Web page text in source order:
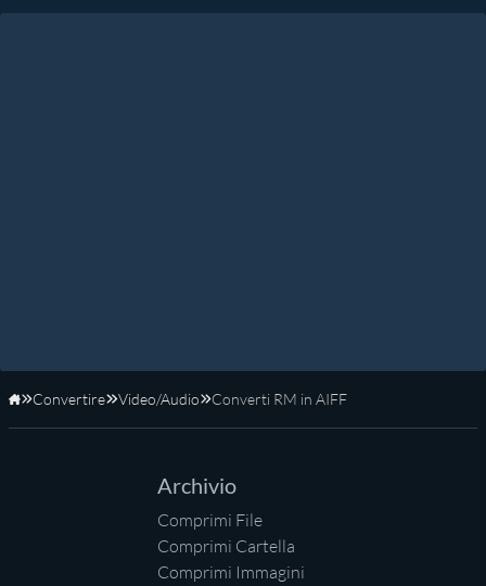
Home
Convertire Video/Audio Converti RM in AIFF
Archivio
Comprimi File
Comprimi Cartella
Comprimi Immagini